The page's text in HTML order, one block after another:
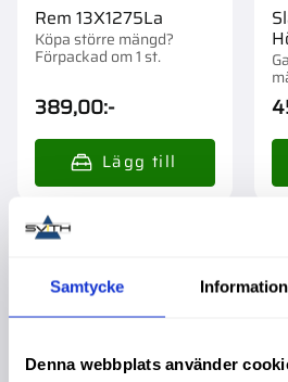
Samtycke Information
Denna webbplats använder
Rem 13X1275La
Köpa större mängd?
Förpackad om 1 st.
389,00:- st.